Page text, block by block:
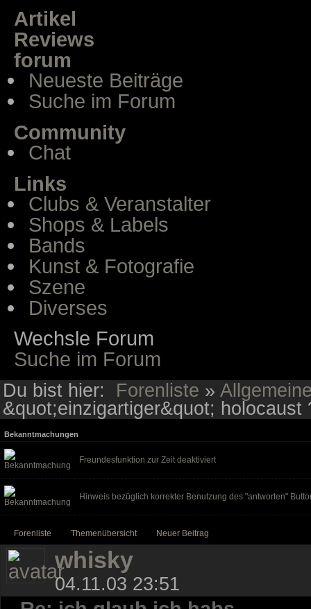
Artikel
Reviews
forum
Neueste Beiträge
Suche im Forum
Community
Chat
Links
Clubs & Veranstalter
Shops & Labels
Bands
Kunst & Fotografie
Szene
Diverses
Wechsle Forum
Suche im Forum
Du bist hier: Forenliste »
&quot;einzigartiger&quot; holocaust
Bekanntmachungen
Freundesfunktion zur Zeit deaktiviert
Hinweis bezüglich korrekter Benutzung des "antworten"
Forenliste Themenübersicht Neuer Beitrag
whisky
04.11.03 23:51